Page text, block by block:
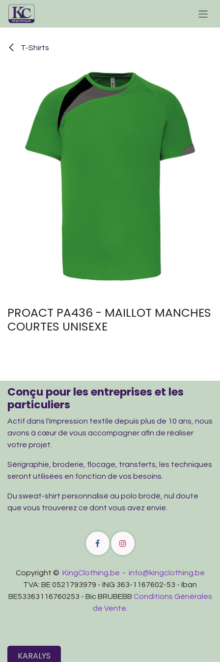
Se rendre au contenu
T-Shirts
PROACT PA436 - MAILLOT MANCHES
COURTES UNISEXE
Conçu pour les entreprises et les
particuliers
Actif dans l'impression textile depuis plus de 10 ans, nous
avons à cœur de vous accompagner afin de réaliser
votre projet.
Sérigraphie, broderie, flocage, transferts, les techniques
seront utilisées en fonction de vos besoins.
Du sweat-shirt personnalisé au polo brodé, nul doute
que vous trouverez ce dont vous avez envie.
Copyright © KingClothing.be - info@kingclothing.be
TVA: BE 0521793979 - ING 363-1167602-53 - Iban
BE53363116760253 - Bic BRUBEBB Conditions Générales
de Vente.
KARALYS